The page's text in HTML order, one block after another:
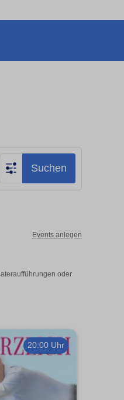
Suchen
Events anlegen
oder
20:00 Uhr